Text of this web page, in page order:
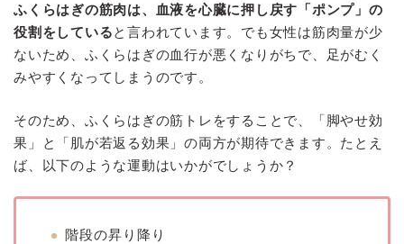
ふくらはぎの筋肉は、血液を心臓に押し戻す「ポンプ」の
役割をしていると言われています。でも女性は筋肉量が少
ないため、ふくらはぎの血行が悪くなりがちで、足がむく
みやすくなってしまうのです。
そのため、ふくらはぎの筋トレをすることで、「脚やせ効
果」と「肌が若返る効果」の両方が期待できます。たとえ
ば、以下のような運動はいかがでしょうか？
階段の昇り降り